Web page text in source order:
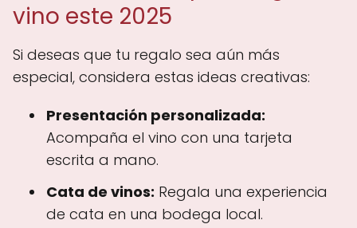
vino este 2025
Si deseas que tu regalo sea aún más
especial, considera estas ideas creativas:
Presentación personalizada:
Acompaña el vino con una tarjeta
escrita a mano.
Cata de vinos: Regala una experiencia
de cata en una bodega local.